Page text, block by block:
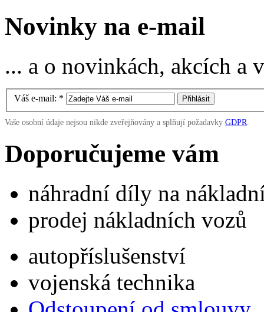
Novinky na e-mail
... a o novinkách, akcích
Váš e-mail: *
Vaše osobní údaje nejsou nikde zveřejňovány a splňují požadavky GDPR.
Doporučujeme vám
náhradní díly na
prodej nákladních vozů
autopříslušenství
vojenská technika